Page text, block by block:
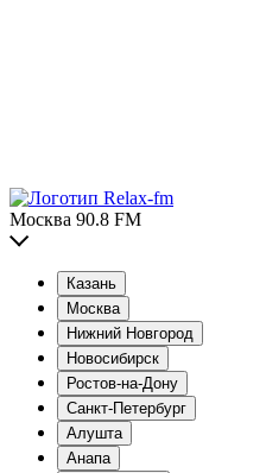
Москва 90.8 FM
Казань
Москва
Нижний Новгород
Новосибирск
Ростов-на-Дону
Санкт-Петербург
Алушта
Анапа